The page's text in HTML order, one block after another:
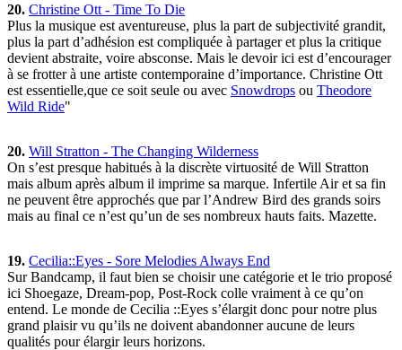
20. Christine Ott - Time To Die
Plus la musique est aventureuse, plus la part de subjectivité grandit,
plus la part d’adhésion est compliquée à partager et plus la critique
devient abstraite, voire absconse. Mais le devoir ici est d’encourager
à se frotter à une artiste contemporaine d’importance. Christine Ott
est essentielle,que ce soit seule ou avec Snowdrops ou Theodore
Wild Ride"
20. Will Stratton - The Changing Wilderness
On s’est presque habitués à la discrète virtuosité de Will Stratton
mais album après album il imprime sa marque. Infertile Air et sa fin
ne peuvent être approchés que par l’Andrew Bird des grands soirs
mais au final ce n’est qu’un de ses nombreux hauts faits. Mazette.
19. Cecilia::Eyes - Sore Melodies Always End
Sur Bandcamp, il faut bien se choisir une catégorie et le trio proposé
ici Shoegaze, Dream-pop, Post-Rock colle vraiment à ce qu’on
entend. Le monde de Cecilia ::Eyes s’élargit donc pour notre plus
grand plaisir vu qu’ils ne doivent abandonner aucune de leurs
qualités pour élargir leurs horizons.